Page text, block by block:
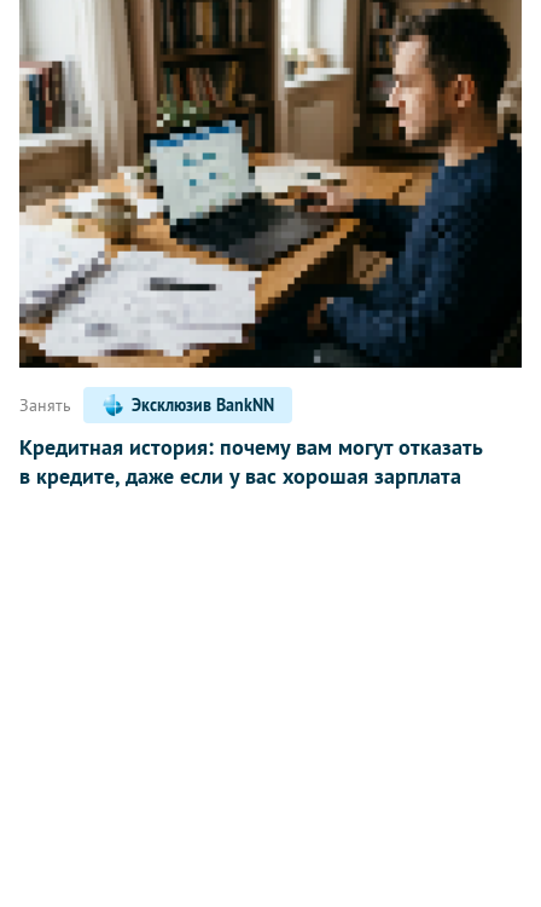
Занять Эксклюзив BankNN
Кредитная история: почему вам могут отказать
в кредите, даже если у вас хорошая зарплата